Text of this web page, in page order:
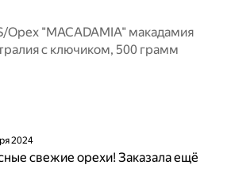
Орех "MACADAMIA" макадамия
с ключиком, 500 грамм
2024
свежие орехи! Заказала ещё